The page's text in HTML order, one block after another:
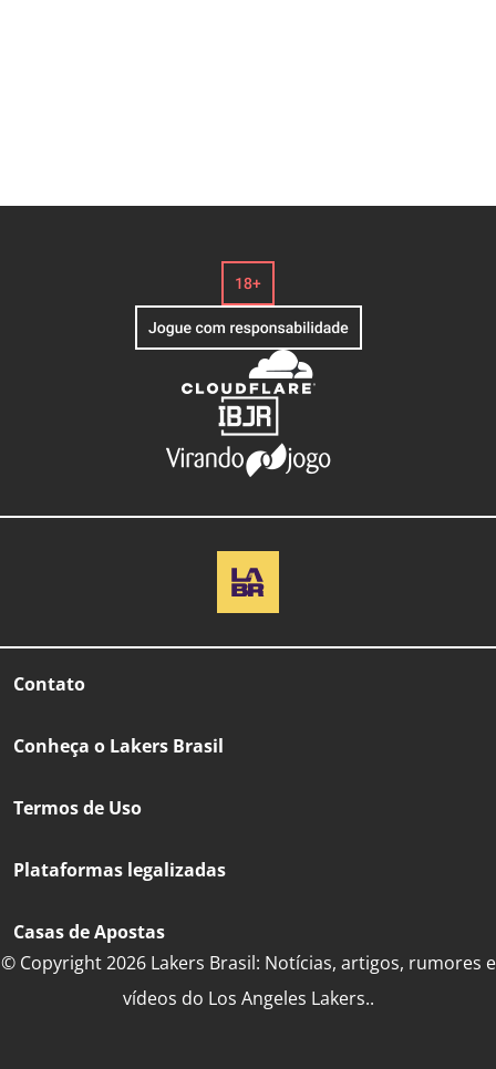
Contato
Conheça o Lakers Brasil
Termos de Uso
Plataformas legalizadas
Casas de Apostas
© Copyright 2026 Lakers Brasil: Notícias, artigos, rumores e
vídeos do Los Angeles Lakers..